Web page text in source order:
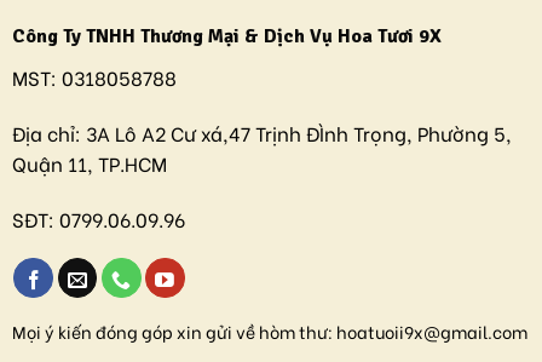
Công Ty TNHH Thương Mại & Dịch Vụ Hoa Tươi 9X
MST: 0318058788
Địa chỉ: 3A Lô A2 Cư xá,47 Trịnh ĐÌnh Trọng, Phường 5,
Quận 11, TP.HCM
SĐT: 0799.06.09.96
Mọi ý kiến đóng góp xin gửi về hòm thư: hoatuoii9x@gmail.com